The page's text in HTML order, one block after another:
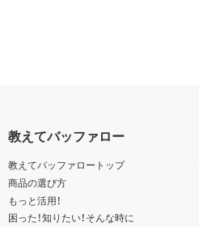
教えてバッファロー
教えてバッファロートップ
商品の選び方
もっと活用！
困った！知りたい！そんな時に